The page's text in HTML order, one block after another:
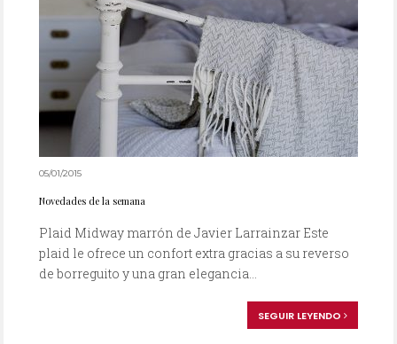
05/01/2015
Novedades de la semana
Plaid Midway marrón de Javier Larrainzar Este
plaid le ofrece un confort extra gracias a su reverso
de borreguito y una gran elegancia...
SEGUIR LEYENDO